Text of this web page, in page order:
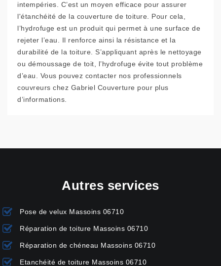
intempéries. C’est un moyen efficace pour assurer
l'étanchéité de la couverture de toiture. Pour cela,
l’hydrofuge est un produit qui permet à une surface de
rejeter l’eau. Il renforce ainsi la résistance et la
durabilité de la toiture. S’appliquant après le nettoyage
ou démoussage de toit, l’hydrofuge évite tout problème
d’eau. Vous pouvez contacter nos professionnels
couvreurs chez Gabriel Couverture pour plus
d’informations.
Autres services
Pose de velux Massoins 06710
Réparation de toiture Massoins 06710
Réparation de chéneau Massoins 06710
Etanchéité de toiture Massoins 06710